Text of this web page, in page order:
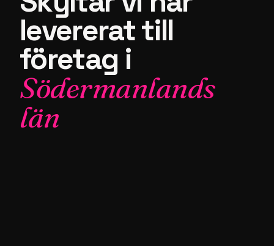
levererat till
företag i
Södermanlands
län